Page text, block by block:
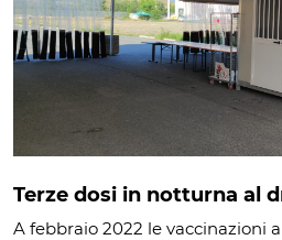
Terze dosi in notturna al
A febbraio 2022 le vaccinazioni